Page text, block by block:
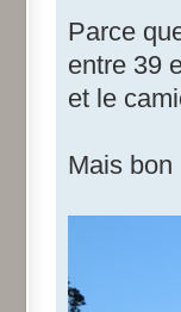
Parce
entre 39
et le
Mais bon